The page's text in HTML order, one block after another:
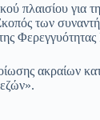
πλαισίου για
των
Φερεγγυότητας
ακραίων